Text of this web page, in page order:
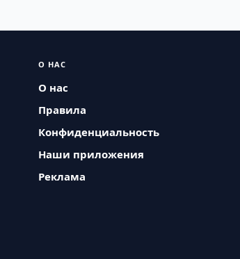
О НАС
О нас
Правила
Конфиденциальность
Наши приложения
Реклама